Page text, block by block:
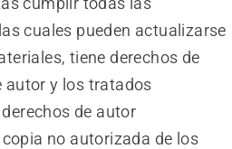
cuales pueden actualizarse
tiene derechos de
autor y los tratados
de autor
no autorizada de los